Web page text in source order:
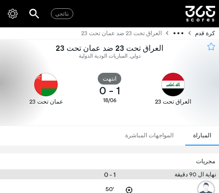
نتائجي
كرة قدم العراق تحت 23 ضد عمان تحت 23
العراق تحت 23 ضد عمان تحت 23
دولي, المباريات الودية الدولية
العراق تحت 23
انتهت
1
-
0
18/06 عمان تحت 23
المباراة المواجهات المباشرة
مجريات
نهاية ال 90 دقيقة
1 - 0
50'